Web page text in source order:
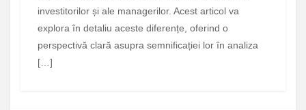
investitorilor și ale managerilor. Acest articol va
explora în detaliu aceste diferențe, oferind o
perspectivă clară asupra semnificației lor în analiza
[…]